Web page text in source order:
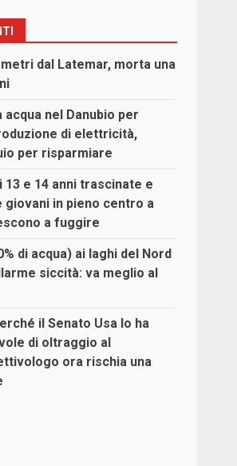
dal Latemar, morta una
acqua nel Danubio per
di elettricità,
per risparmiare
13 e 14 anni trascinate e
in pieno centro a
a fuggire
di acqua) ai laghi del Nord
siccità: va meglio al
il Senato Usa lo ha
di oltraggio al
ora rischia una